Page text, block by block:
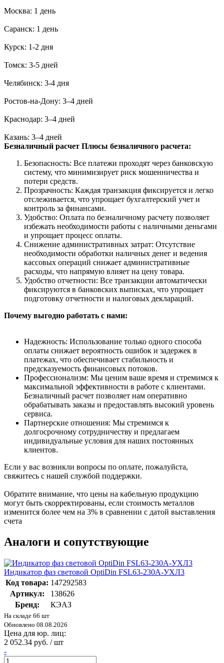
Москва: 1 день
Саранск: 1 день
Курск: 1-2 дня
Томск: 3-5 дней
Челябинск: 3-4 дня
Ростов-на-Дону: 3–4 дней
Краснодар: 3–4 дней
Казань: 3–4 дней
Безналичный расчет Плюсы безналичного расчета:
Безопасность: Все платежи проходят через банковскую
систему, что минимизирует риск мошенничества и
потери средств.
Прозрачность: Каждая транзакция фиксируется и легко
отслеживается, что упрощает бухгалтерский учет и
контроль за финансами.
Удобство: Оплата по безналичному расчету позволяет
избежать необходимости работы с наличными деньгами
и упрощает процесс оплаты.
Снижение административных затрат: Отсутствие
необходимости обработки наличных денег и ведения
кассовых операций снижает административные
расходы, что напрямую влияет на цену товара.
Удобство отчетности: Все транзакции автоматически
фиксируются в банковских выписках, что упрощает
подготовку отчетности и налоговых деклараций.
Почему выгодно работать с нами:
Надежность: Использование только одного способа
оплаты снижает вероятность ошибок и задержек в
платежах, что обеспечивает стабильность и
предсказуемость финансовых потоков.
Профессионализм: Мы ценим ваше время и стремимся к
максимальной эффективности в работе с клиентами.
Безналичный расчет позволяет нам оперативно
обрабатывать заказы и предоставлять высокий уровень
сервиса.
Партнерские отношения: Мы стремимся к
долгосрочному сотрудничеству и предлагаем
индивидуальные условия для наших постоянных
клиентов.
Если у вас возникли вопросы по оплате, пожалуйста,
свяжитесь с нашей службой поддержки.
Обратите внимание, что цены на кабельную продукцию
могут быть скорректированы, если стоимость металлов
изменится более чем на 3% в сравнении с датой выставления
счета
Аналоги и сопутствующие
Индикатор фаз световой OptiDin FSL63-230A-УХЛ3
Код товара: 147292583
Артикул:
138626
Бренд:
КЭАЗ
На складе 66 шт
Обновлено 08.08.2026
Цена для юр. лиц:
2 052.34 руб. / шт
-